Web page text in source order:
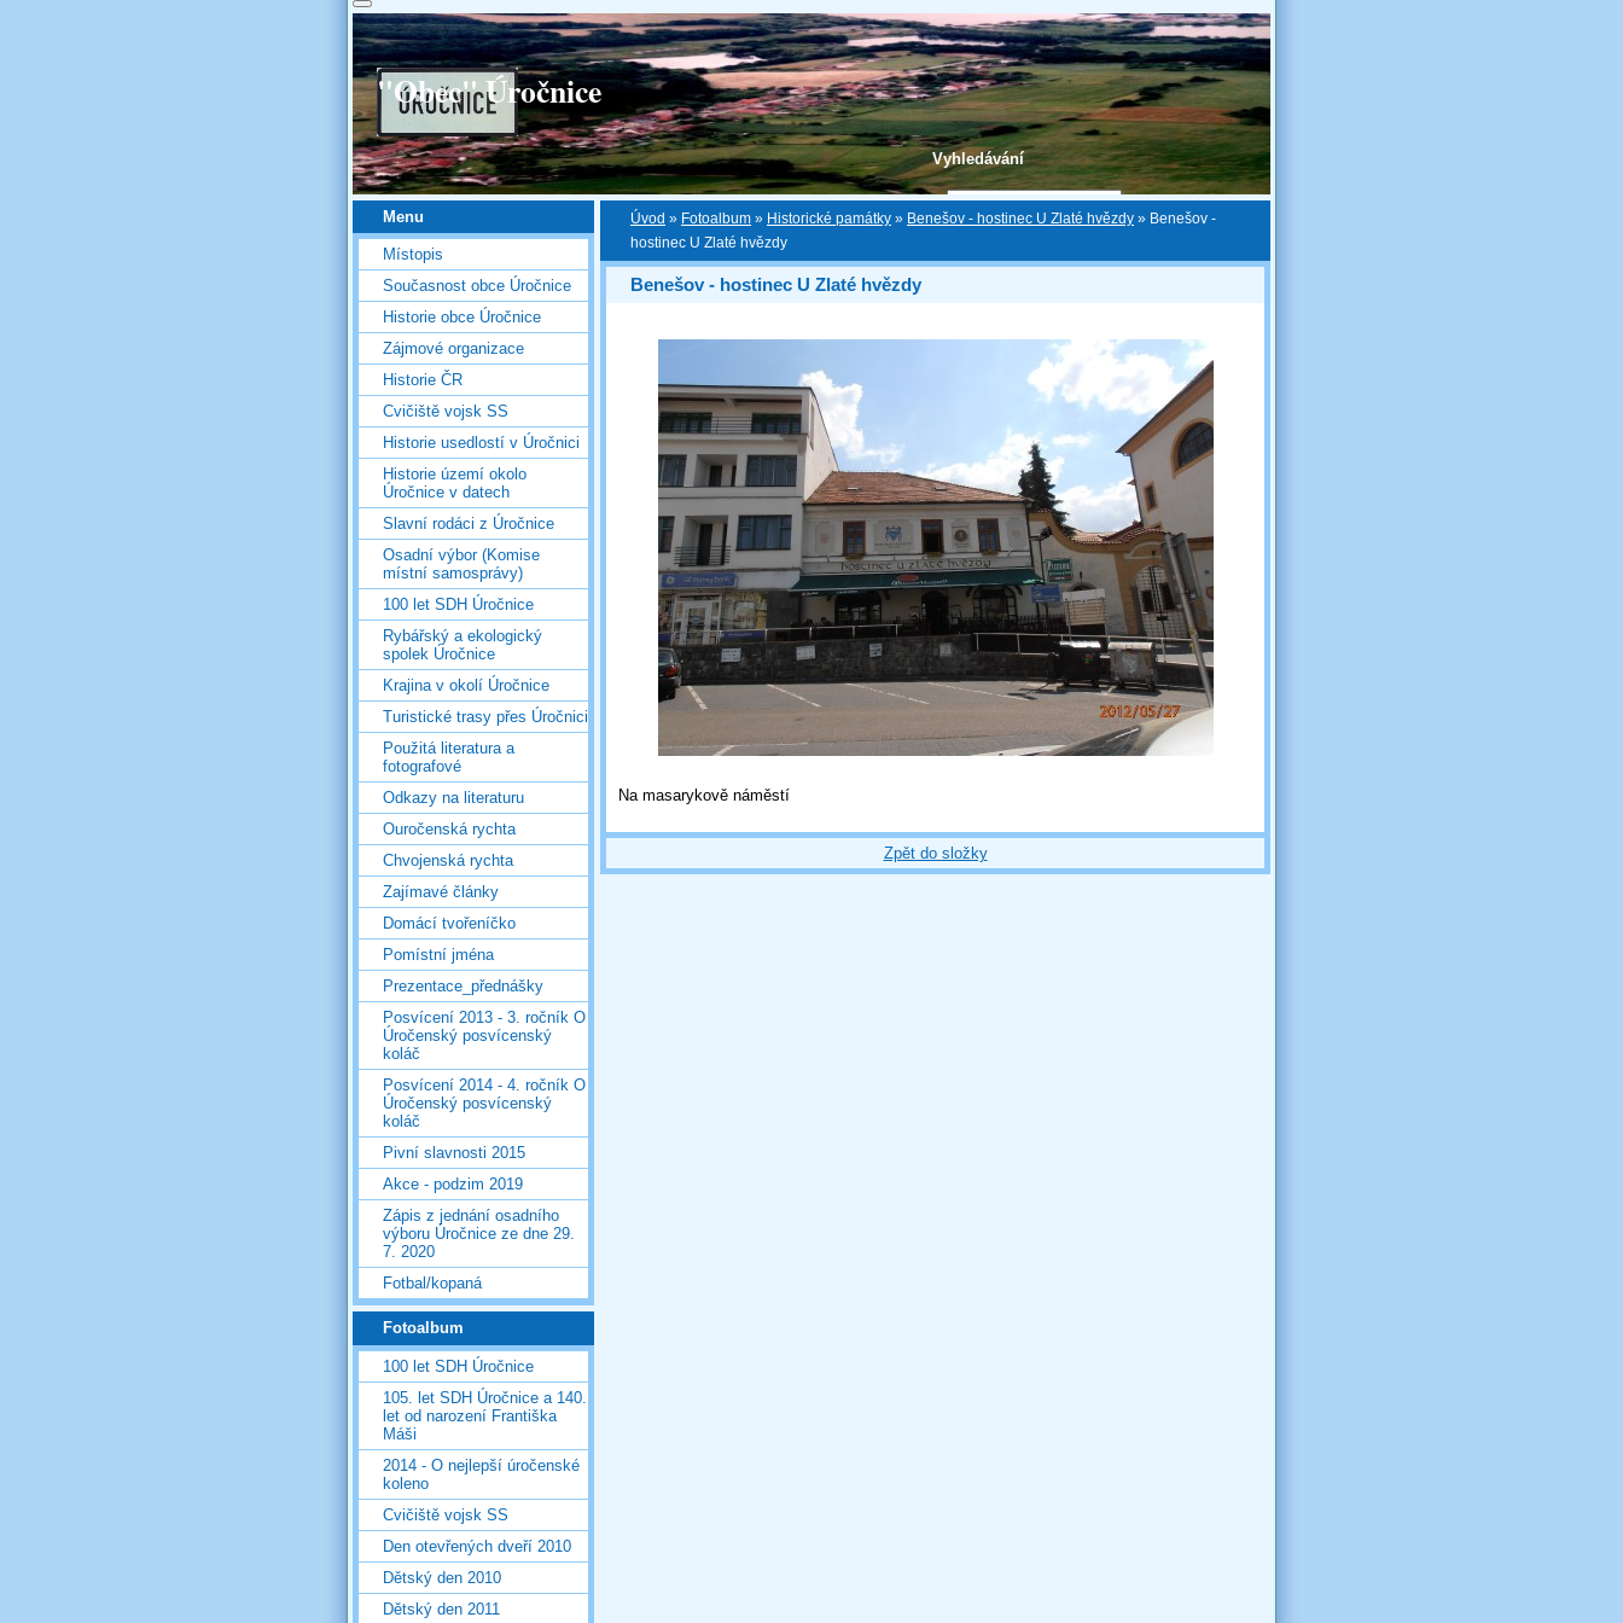
Vyhledávání
"Obec" Úročnice
Úvod » Fotoalbum » Historické památky » Benešov - hostinec U Zlaté hvězdy » Benešov -
hostinec U Zlaté hvězdy
Benešov - hostinec U Zlaté hvězdy
Na masarykově náměstí
Zpět do složky
Menu
Místopis
Současnost obce Úročnice
Historie obce Úročnice
Zájmové organizace
Historie ČR
Cvičiště vojsk SS
Historie usedlostí v Úročnici
Historie území okolo
Úročnice v datech
Slavní rodáci z Úročnice
Osadní výbor (Komise
místní samosprávy)
100 let SDH Úročnice
Rybářský a ekologický
spolek Úročnice
Krajina v okolí Úročnice
Turistické trasy přes Úročnici
Použitá literatura a
fotografové
Odkazy na literaturu
Ouročenská rychta
Chvojenská rychta
Zajímavé články
Domácí tvořeníčko
Pomístní jména
Prezentace_přednášky
Posvícení 2013 - 3. ročník O
Úročenský posvícenský
koláč
Posvícení 2014 - 4. ročník O
Úročenský posvícenský
koláč
Pivní slavnosti 2015
Akce - podzim 2019
Zápis z jednání osadního
výboru Úročnice ze dne 29.
7. 2020
Fotbal/kopaná
Fotoalbum
100 let SDH Úročnice
105. let SDH Úročnice a 140.
let od narození Františka
Máši
2014 - O nejlepší úročenské
koleno
Cvičiště vojsk SS
Den otevřených dveří 2010
Dětský den 2010
Dětský den 2011